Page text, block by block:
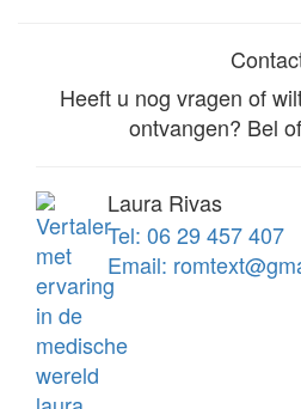
Heeft u nog vragen of
ontvangen? Bel
Laura Rivas
Tel: 06 29 457 407
Email: